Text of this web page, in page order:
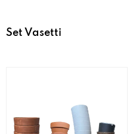
Set Vasetti